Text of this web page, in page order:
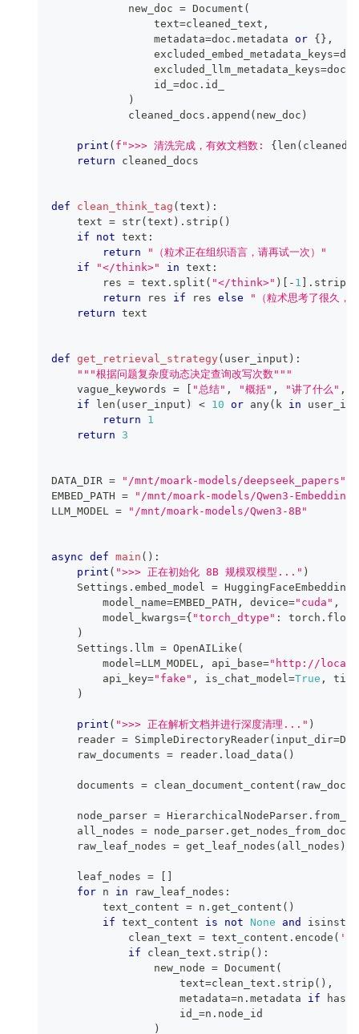
            new_doc
= Document (
                text
=cleaned_text ,
                metadata
=doc . metadata or {} ,
                excluded_embed_metadata_keys
=doc
                excluded_llm_metadata_keys
=doc
                id_
=doc . id_
)
            cleaned_docs
. append ( new_doc )
print ( f">>> 清洗完成，有效文档数: {len (
return cleaned_docs
def clean_think_tag (text ) :
    text
= str(text ) . strip ( )
if
not text :
return
"（粒术正在组织语言，请再试一次）"
if
"</think>" in text :
        res
= text . split ( "</think>" ) [ - 1 ] . strip
return res if res else
"（粒术思考了很久，
return text
def get_retrieval_strategy( user_input ) :
"""根据问题复杂度动态决定查询改写次数"""
    vague_keywords
= [ "总结" , "概括" , "讲了什么" ,
if
len ( user_input ) < 10 or any( k in
return
1
return
3
DATA_DIR =
"/mnt/moark-models/deepseek_papers"
EMBED_PATH =
"/mnt/moark-models/Qwen3-
LLM_MODEL = "/mnt/moark-models/Qwen3-8B"
async def main ( ) :
print ( ">>> 正在初始化 8B 规模双模型..." )
    Settings
. embed_model = HuggingFaceEmbedding
        model_name
=EMBED_PATH , device="cuda" ,
        model_kwargs
={ "torch_dtype" : torch .
)
    Settings
. llm = OpenAILike (
        model
=LLM_MODEL , api_base="http://
        api_key
="fake" , is_chat_model =True ,
)
print ( ">>> 正在解析文档并进行深度清理..." )
    reader
= SimpleDirectoryReader( input_dir=
    raw_documents
= reader . load_data ( )
    documents
= clean_document_content (
    node_parser
= HierarchicalNodeParser .
    all_nodes
= node_parser .
    raw_leaf_nodes
= get_leaf_nodes ( all_nodes )
    leaf_nodes
= [ ]
for n in raw_leaf_nodes :
        text_content
= n . get_content ( )
if text_content is not None and
            clean_text
= text_content . encode (
if clean_text . strip ( ) :
                new_node
= Document (
                    text
=clean_text . strip ( ) ,
                    metadata
=n . metadata if
                    id_
=n . node_id
)